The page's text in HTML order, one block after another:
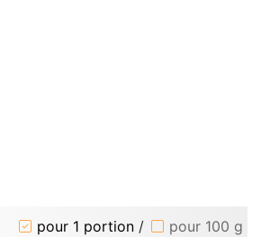
pour 1 portion / pour 100 g